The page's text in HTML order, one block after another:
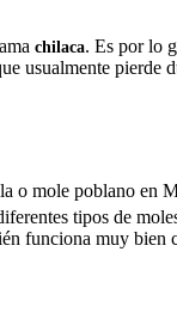
chilaca. Es por lo
usualmente pierde
o mole poblano en
tipos de
funciona muy